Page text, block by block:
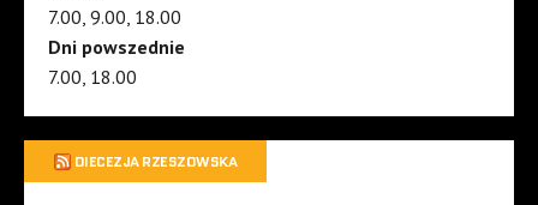
7.00, 9.00, 18.00
Dni powszednie
7.00, 18.00
DIECEZJA RZESZOWSKA